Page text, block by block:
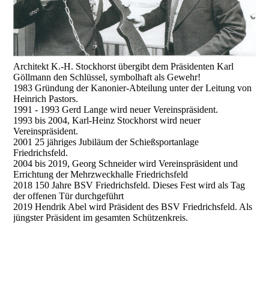
Architekt K.-H. Stockhorst übergibt dem Präsidenten Karl
Göllmann den Schlüssel, symbolhaft als Gewehr!
1983 Gründung der Kanonier-Abteilung unter der Leitung von
Heinrich Pastors.
1991 - 1993 Gerd Lange wird neuer Vereinspräsident.
1993 bis 2004, Karl-Heinz Stockhorst wird neuer
Vereinspräsident.
2001 25 jähriges Jubiläum der Schießsportanlage
Friedrichsfeld.
2004 bis 2019, Georg Schneider wird Vereinspräsident und
Errichtung der Mehrzweckhalle Friedrichsfeld
2018 150 Jahre BSV Friedrichsfeld. Dieses Fest wird als Tag
der offenen Tür durchgeführt
2019 Hendrik Abel wird Präsident des BSV Friedrichsfeld. Als
jüngster Präsident im gesamten Schützenkreis.